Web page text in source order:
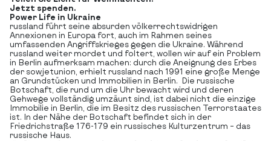
Jetzt spenden.
Power Life in Ukraine
russland führt seine absurden völkerrechtswidrigen
Annexionen in Europa fort, auch im Rahmen seines
umfassenden Angriffskrieges gegen die Ukraine. Während
russland weiter mordet und foltert, wollen wir auf ein Problem
in Berlin aufmerksam machen: durch die Aneignung des Erbes
der sowjetunion, erhielt russland nach 1991 eine große Menge
an Grundstücken und Immobilien in Berlin. Die russische
Botschaft, die rund um die Uhr bewacht wird und deren
Gehwege vollständig umzäunt sind, ist dabei nicht die einzige
Immobilie in Berlin, die im Besitz des russischen Terrorstaates
ist. In der Nähe der Botschaft befindet sich in der
Friedrichstraße 176-179 ein russisches Kulturzentrum – das
russische Haus.